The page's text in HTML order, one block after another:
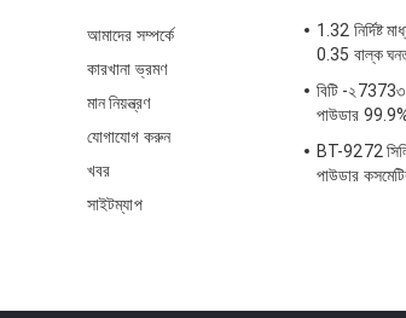
আমাদের সম্পর্কে
কারখানা ভ্রমণ
মান নিয়ন্ত্রণ
যোগাযোগ করুন
খবর
সাইটম্যাপ
1.32 নির্দিষ্ট
0.35 বাল্ক
বিটি -২7373৩
পাউডার
BT-9272
পাউডার